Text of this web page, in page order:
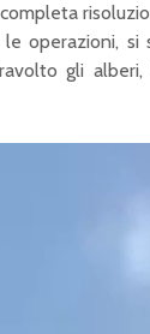
operazioni, si
gli